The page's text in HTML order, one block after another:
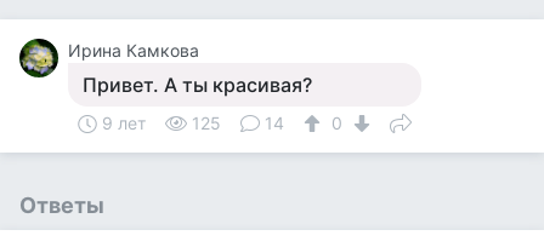
Ирина Камкова
Привет. А ты красивая?
9 лет 125 14 0
Ответы